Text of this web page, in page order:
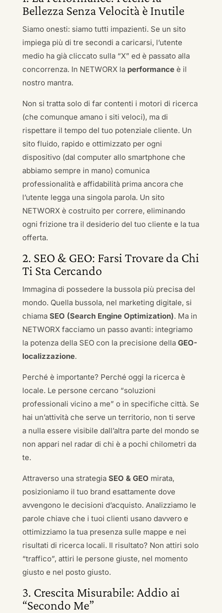
Bellezza Senza Velocità è Inutile
Siamo onesti: siamo tutti impazienti. Se un sito
impiega più di tre secondi a caricarsi, l’utente
medio ha già cliccato sulla “X” ed è passato alla
concorrenza. In NETWORX la performanceè il
nostro mantra.
Non si tratta solo di far contenti i motori di ricerca
(che comunque amano i siti veloci), ma di
rispettare il tempo del tuo potenziale cliente. Un
sito fluido, rapido e ottimizzato per ogni
dispositivo (dal computer allo smartphone che
abbiamo sempre in mano) comunica
professionalità e affidabilità prima ancora che
l’utente legga una singola parola. Un sito
NETWORX è costruito per correre, eliminando
ogni frizione tra il desiderio del tuo cliente e la tua
offerta.
2. SEO & GEO: Farsi Trovare da Chi
Ti Sta Cercando
Immagina di possedere la bussola più precisa del
mondo. Quella bussola, nel marketing digitale, si
chiama SEO (Search Engine Optimization). Ma in
NETWORX facciamo un passo avanti: integriamo
la potenza della SEO con la precisione della GEO-
localizzazione.
Perché è importante? Perché oggi la ricerca è
locale. Le persone cercano “soluzioni
professionali vicino a me” o in specifiche città. Se
hai un’attività che serve un territorio, non ti serve
a nulla essere visibile dall’altra parte del mondo se
non appari nel radar di chi è a pochi chilometri da
te.
Attraverso una strategia SEO & GEO mirata,
posizioniamo il tuo brand esattamente dove
avvengono le decisioni d’acquisto. Analizziamo le
parole chiave che i tuoi clienti usano davvero e
ottimizziamo la tua presenza sulle mappe e nei
risultati di ricerca locali. Il risultato? Non attiri solo
“traffico”, attiri le persone giuste, nel momento
giusto e nel posto giusto.
3. Crescita Misurabile: Addio ai
“Secondo Me”